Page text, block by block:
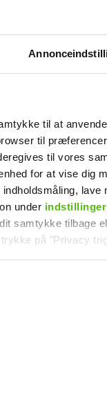
til at
til
til vores
for at vise dig
lave
under indstillinger
samtykke tilbage
på "Privacy
tredjeparter til at
samt til brug
og